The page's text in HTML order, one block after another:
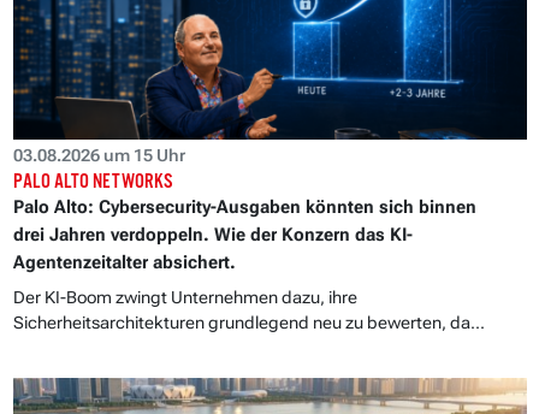
03.08.2026 um 15 Uhr
PALO ALTO NETWORKS
Palo Alto: Cybersecurity-Ausgaben könnten sich binnen
drei Jahren verdoppeln. Wie der Konzern das KI-
Agentenzeitalter absichert.
Der KI-Boom zwingt Unternehmen dazu, ihre
Sicherheitsarchitekturen grundlegend neu zu bewerten, da...